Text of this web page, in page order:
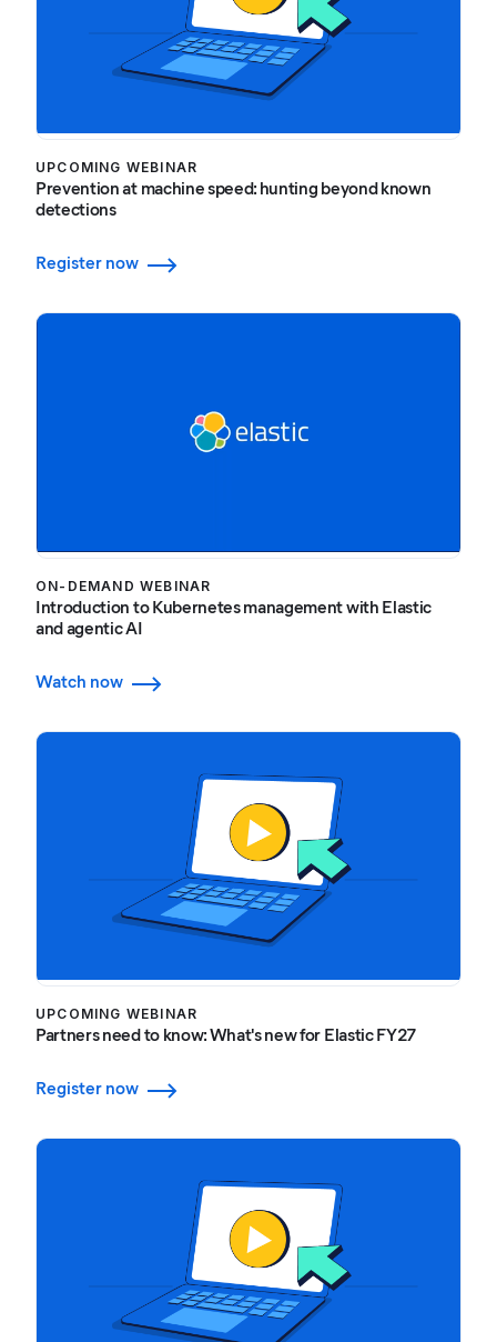
UPCOMING WEBINAR
Prevention at machine speed: hunting beyond known
detections
Register now
ON-DEMAND WEBINAR
Introduction to Kubernetes management with Elastic
and agentic AI
Watch now
UPCOMING WEBINAR
Partners need to know: What's new for Elastic FY27
Register now